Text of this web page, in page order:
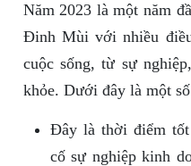
Năm 2023 là một năm
Đinh Mùi với nhiều
cuộc sống, từ sự
khỏe. Dưới đây là một
Đây là thời điểm tốt
cố sự nghiệp kinh